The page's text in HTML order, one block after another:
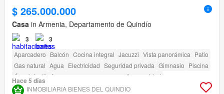
$ 265.000.000
Casa in Armenia, Departamento de Quindío
3 3
Aparcadero Balcón Cocina integral Jacuzzi Vista panorámica Patio
Gas natural Agua Electricidad Seguridad privada Gimnasio Piscina
Área infantil
Acceso para personas con discapacidad
Hace 5 días
INMOBILIARIA BIENES DEL QUINDIO